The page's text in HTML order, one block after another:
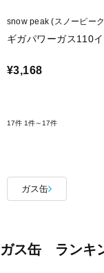
snow peak (スノーピー
ギガパワーガス110
¥3,168
17件 1件～17件
ガス缶
ガス缶 ランキ